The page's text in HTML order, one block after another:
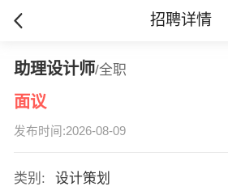
招聘详情
助理设计师/全职
面议
发布时间:2026-08-09
类别:
设计策划